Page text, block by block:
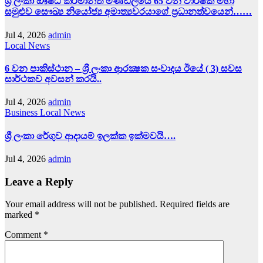
සමුළුව සෞඛ්‍ය නියෝජ්‍ය අමාත්‍යවරයාගේ ප්‍රධානත්වයෙන්……
Jul 4, 2026 admin
Local News
6 වන පාකිස්ථාන – ශ්‍රී ලංකා ආරක්‍ෂක සංවාදය ඊයේ ( 3) සවස
සාර්ථකව අවසන් කරයි..
Jul 4, 2026 admin
Business Local News
ශ්‍රී ලංකා රේගුව ආදායම් ඉලක්ක ඉක්මවයි….
Jul 4, 2026 admin
Leave a Reply
Your email address will not be published. Required fields are
marked *
Comment *